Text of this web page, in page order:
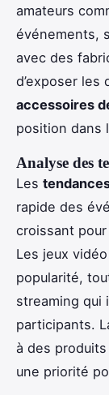
amateurs
événements,
avec des
d’exposer
accessoires
position dans
Analyse des
Les
rapide des
croissant
Les jeux
popularité,
streaming qui
participants.
à des
une priorité